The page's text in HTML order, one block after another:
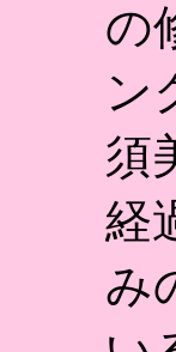
の
ン
須
経
み